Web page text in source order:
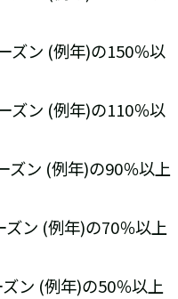
年)の150％以
例年)の110％以
ン (例年)の90％以上
(例年)の70％以上
年)の50％以上